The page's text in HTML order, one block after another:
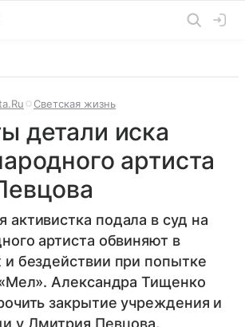
Светская жизнь
детали иска
артиста
активистка подала в суд на
артиста обвиняют в
и бездействии при попытке
Александра Тищенко
закрытие учреждения и
у Дмитрия Певцова.